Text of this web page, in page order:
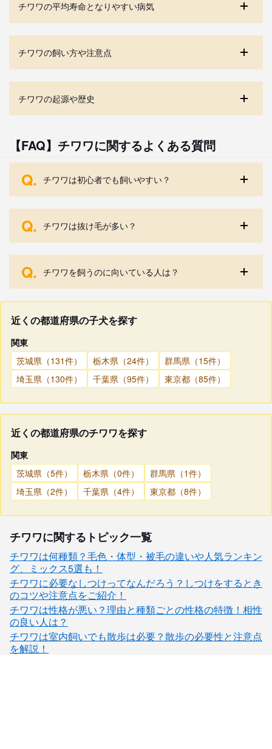
チワワの平均寿命となりやすい病気
チワワの飼い方や注意点
チワワの起源や歴史
【FAQ】チワワに関するよくある質問
Q. チワワは初心者でも飼いやすい？
Q. チワワは抜け毛が多い？
Q. チワワを飼うのに向いている人は？
近くの都道府県の子犬を探す
関東
茨城県（131件）
栃木県（24件）
群馬県（15件）
埼玉県（130件）
千葉県（95件） 東京都（85件）
近くの都道府県のチワワを探す
関東
茨城県（5件）
栃木県（0件）
群馬県（1件）
埼玉県（2件）
千葉県（4件） 東京都（8件）
チワワに関するトピック一覧
チワワは何種類？毛色・体型・被毛の違いや人気ランキン
グ、ミックス5選も！
チワワに必要なしつけってなんだろう？しつけをするとき
のコツや注意点をご紹介！
チワワは性格が悪い？理由と種類ごとの性格の特徴！相性
の良い人は？
チワワは室内飼いでも散歩は必要？散歩の必要性と注意点
を解説！